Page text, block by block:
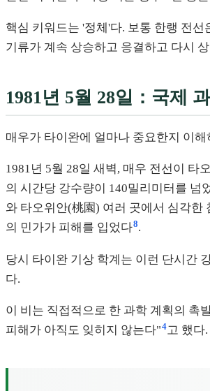
핵심 키워드는 '정체'다. 보통 한랭 전
기류가 계속 상승하고 응결하고 다시
1981년 5월 28일：국제
매우가 타이완에 얼마나 중요한지 이
1981년 5월 28일 새벽, 매우 전선이 타
의 시간당 강수량이 140밀리미터를 넘
와 타오위안(桃園) 여러 곳에서 심각한
의 민가가 피해를 입었다8.
당시 타이완 기상 학계는 이런 단시간
다.
이 비는 직접적으로 한 과학 계획의 촉
피해가 아직도 잊히지 않는다"4고 했다